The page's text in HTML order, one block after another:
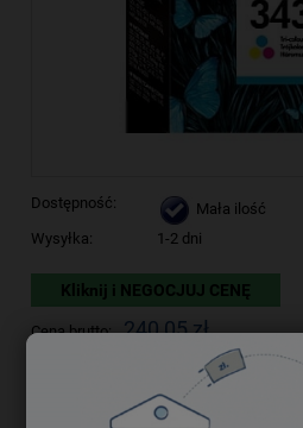
Dostępność:
Mała ilość
Wysyłka:
1-2 dni
Kliknij i NEGOCJUJ CENĘ
Cena brutto: 240,05 zł
195,16 zł